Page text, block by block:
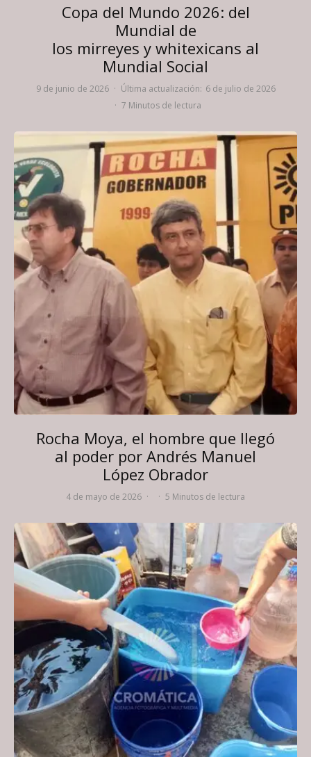
Copa del Mundo 2026: del
Mundial de
los mirreyes y whitexicans al
Mundial Social
9 de junio de 2026 · Última actualización: 6 de julio de 2026
· 7 Minutos de lectura
Rocha Moya, el hombre que llegó
al poder por Andrés Manuel
López Obrador
4 de mayo de 2026 · · 5 Minutos de lectura